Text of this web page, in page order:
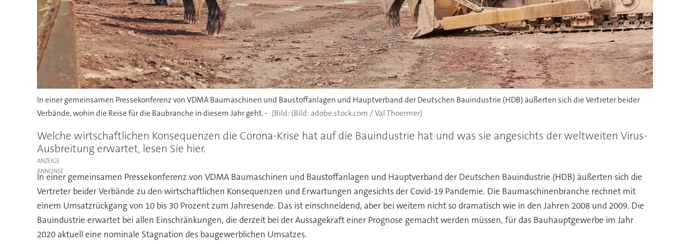
In einer gemeinsamen Pressekonferenz von VDMA Baumaschinen und Baustoffanlagen und Hauptverband der Deutschen Bauindustrie (HDB) äußerten sich die Vertreter beider
Verbände, wohin die Reise für die Baubranche in diesem Jahr geht. -
(Bild: adobe.stock.com / Val Thoermer)
Welche wirtschaftlichen Konsequenzen die Corona-Krise hat auf die Bauindustrie hat und was sie angesichts der weltweiten Virus-
Ausbreitung erwartet, lesen Sie hier.
ANZEIGE
In einer gemeinsamen Pressekonferenz von VDMA Baumaschinen und Baustoffanlagen und Hauptverband der Deutschen Bauindustrie (HDB) äußerten sich die
Vertreter beider Verbände zu den wirtschaftlichen Konsequenzen und Erwartungen angesichts der Covid-19 Pandemie. Die Baumaschinenbranche rechnet mit
einem Umsatzrückgang von 10 bis 30 Prozent zum Jahresende. Das ist einschneidend, aber bei weitem nicht so dramatisch wie in den Jahren 2008 und 2009. Die
Bauindustrie erwartet bei allen Einschränkungen, die derzeit bei der Aussagekraft einer Prognose gemacht werden müssen, für das Bauhauptgewerbe im Jahr
2020 aktuell eine nominale Stagnation des baugewerblichen Umsatzes.